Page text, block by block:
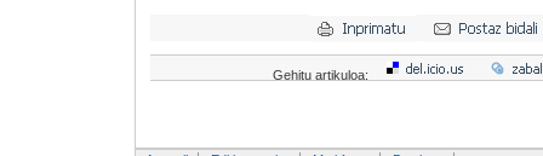
Gehitu artikuloa: